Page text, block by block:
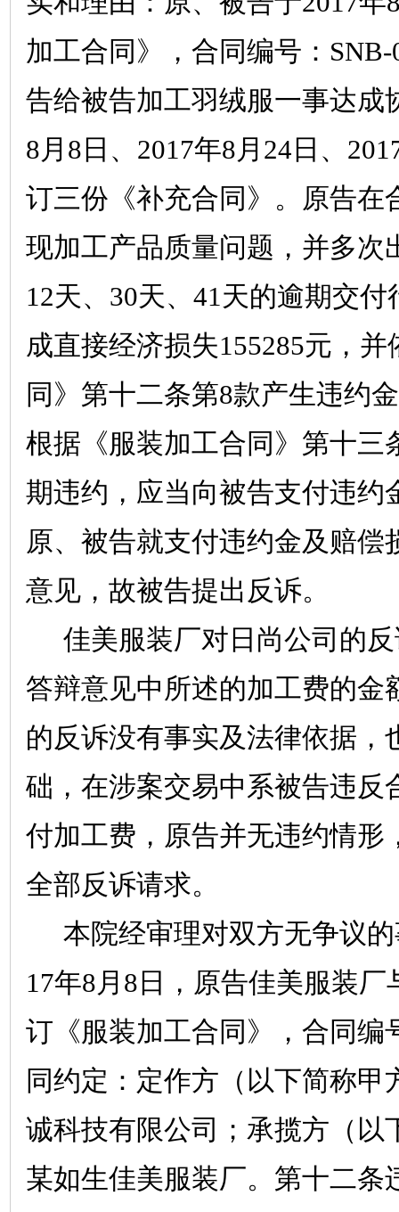
加工合同》，合同编号： SNB-
告给被告加工羽绒服一事达成
8月 8 日、 2017年8月 24 日、
订三份《补充合同》。原告在
现加工产品质量问题，并多次
12天、 30天、 41天的逾期交付
成直接经济损失155285元，并
同》第十二条第8款产生违约
根据《服装加工合同》第十三
期违约，应当向被告支付违约
原、被告就支付违约金及赔偿
意见，故被告提出反诉。
佳美服装厂对日尚公司的
答辩意见中所述的加工费的金
的反诉没有事实及法律依据，
础，在涉案交易中系被告违反
付加工费，原告并无违约情形
全部反诉请求。
本院经审理对双方无争议
17年8月 8 日，原告佳美服装
订《服装加工合同》，合同编
同约定：定作方（以下简称甲
诚科技有限公司；承揽方（以
某如生佳美服装厂。第十二条